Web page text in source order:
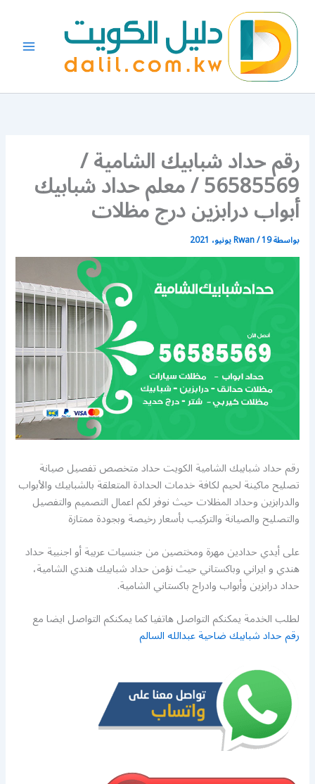
المحتوى
رقم حداد شبابيك الشامية /
56585569 / معلم حداد شبابيك
أبواب درابزين درج مظلات
بواسطة Rwan/19 يونيو، 2021
رقم حداد شبابيك الشامية الكويت حداد متخصص تفصيل صيانة
تصليح ماكينة لحيم لكافة خدمات الحدادة المتعلقة بالشبابيك والأبواب
والدرابزين وحداد المظلات حيث نوفر لكم اعمال التصميم والتفصيل
والتصليح والصيانة والتركيب بأسعار رخيصة وبجودة ممتازة
على أيدي حدادين مهرة ومختصين من جنسيات عربية أو اجنبية حداد
هندي و ايراني وباكستاني حيث نؤمن حداد شبابيك هندي الشامية،
حداد درابزين وأبواب وادراج باكستاني الشامية.
لطلب الخدمة يمكنكم التواصل هاتفيا كما يمكنكم التواصل ايضا مع
رقم حداد شبابيك ضاحية عبدالله السالم